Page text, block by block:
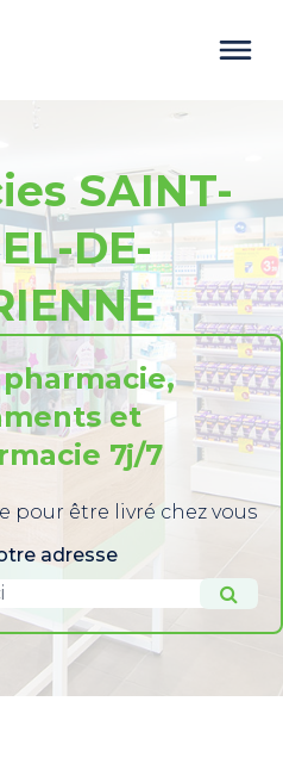
SAINT-
DE-
et
7j/7
pour être livré chez vous
adresse